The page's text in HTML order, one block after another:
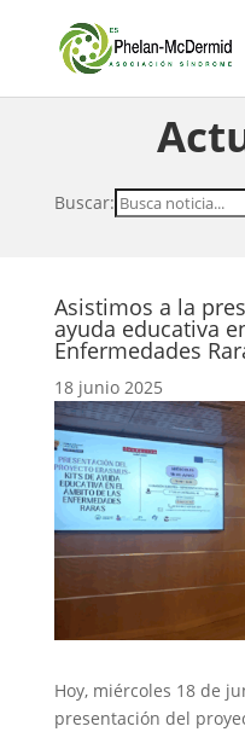
Buscar:
Asistimos a la
ayuda educativa
Enfermedades
18 junio 2025
Hoy, miércoles 18 de
presentación del